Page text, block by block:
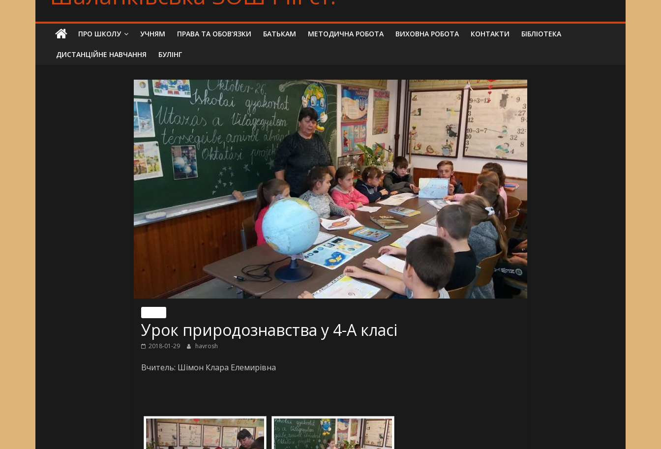
ПРО ШКОЛУ УЧНЯМ ПРАВА ТА ОБОВ’ЯЗКИ БАТЬКАМ МЕТОДИЧНА РОБОТА ВИХОВНА РОБОТА КОНТАКТИ БІБЛІОТЕКА
ДИСТАНЦІЙНЕ НАВЧАННЯ БУЛІНГ
Урок природознавства у 4-А класі
2018-01-29 havrosh
Вчитель: Шімон Клара Елемирівна